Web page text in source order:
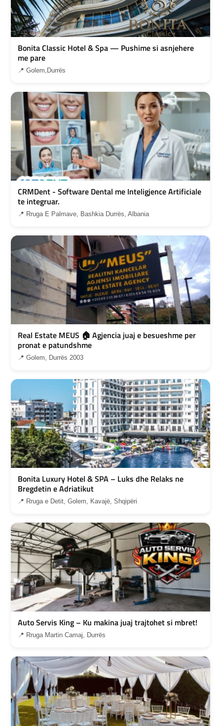
Bonita Classic Hotel & Spa — Pushime si asnjehere
me pare
📍 Golem,Durrës
CRMDent - Software Dental me Inteligjence Artificiale
te integruar.
📍 Rruga E Palmave, Bashkia Durrës, Albania
Real Estate MEUS 🏠 Agjencia juaj e besueshme per
pronat e patundshme
📍 Golem, Durrës 2003
Bonita Luxury Hotel & SPA – Luks dhe Relaks ne
Bregdetin e Adriatikut
📍 Rruga e Detit, Golem, Kavajë, Shqipëri
Auto Servis King – Ku makina juaj trajtohet si mbret!
📍 Rruga Martin Camaj, Durrës